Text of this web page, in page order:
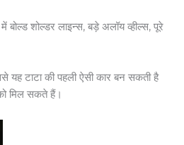
शोल्डर लाइन्स, बड़े अलॉय व्हील्स, पूरे
टाटा की पहली ऐसी कार बन सकती है
मिल सकते हैं।